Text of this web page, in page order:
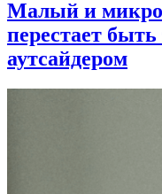
Малый и
перестает
аутсайдером